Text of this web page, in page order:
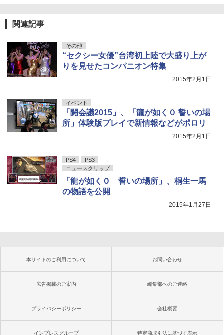
関連記事
その他
“セクシー女優”台湾初上陸で大盛り上が
りを見せたコンパニオン特集
2015年2月1日
イベント
「闘会議2015」、「龍が如く０ 誓いの場
所」体験版プレイで新情報などがポロリ
2015年2月1日
PS4
PS3
ニュースクリップ
「龍が如く０ 誓いの場所」、桐生一馬
の物語を公開
2015年1月27日
本サイトのご利用について お問い合わせ
広告掲載のご案内 編集部へのご連絡
プライバシーポリシー 会社概要
インプレスグループ 特定商取引法に基づく表示